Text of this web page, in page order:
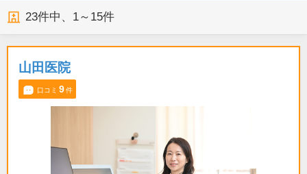
23件中、 1～15件
山田医院
口コミ 9件